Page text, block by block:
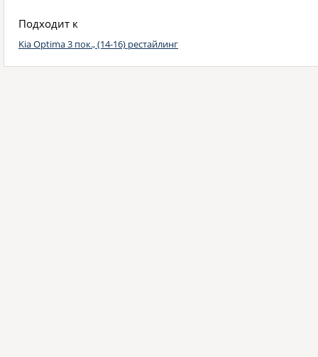
Подходит к
Kia Optima 3 пок., (14-16) рестайлинг